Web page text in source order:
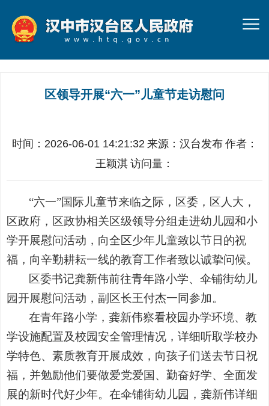
区领导开展“六一”儿童节走访慰问
时间：2026-06-01 14:21:32 来源： 汉台发布 作者：
王颖淇 访问量：
“六一”国际儿童节来临之际，区委，区人大，
区政府，区政协相关区级领导分组走进幼儿园和小
学开展慰问活动，向全区少年儿童致以节日的祝
福，向辛勤耕耘一线的教育工作者致以诚挚问候。
区委书记龚新伟前往青年路小学、伞铺街幼儿
园开展慰问活动，副区长王付杰一同参加。
在青年路小学，龚新伟察看校园办学环境、教
学设施配置及校园安全管理情况，详细听取学校办
学特色、素质教育开展成效，向孩子们送去节日祝
福，并勉励他们要做爱党爱国、勤奋好学、全面发
展的新时代好少年。在伞铺街幼儿园，龚新伟详细